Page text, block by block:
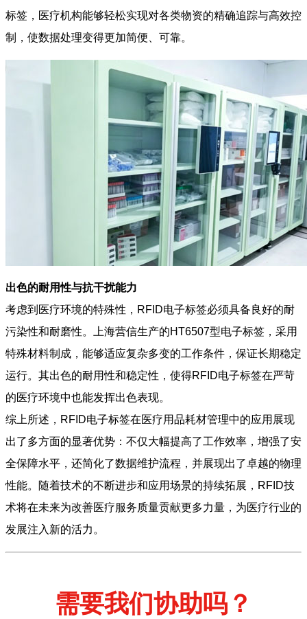
标签，医疗机构能够轻松实现对各类物资的精确追踪与高效控
制，使数据处理变得更加简便、可靠。
出色的耐用性与抗干扰能力
考虑到医疗环境的特殊性，RFID电子标签必须具备良好的耐
污染性和耐磨性。上海营信生产的HT6507型电子标签，采用
特殊材料制成，能够适应复杂多变的工作条件，保证长期稳定
运行。其出色的耐用性和稳定性，使得RFID电子标签在严苛
的医疗环境中也能发挥出色表现。
综上所述，RFID电子标签在医疗用品耗材管理中的应用展现
出了多方面的显著优势：不仅大幅提高了工作效率，增强了安
全保障水平，还简化了数据维护流程，并展现出了卓越的物理
性能。随着技术的不断进步和应用场景的持续拓展，RFID技
术将在未来为改善医疗服务质量贡献更多力量，为医疗行业的
发展注入新的活力。
需要我们协助吗？